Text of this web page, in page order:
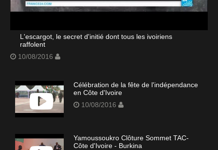
L'escargot, le secret d'initié dont tous les ivoiriens
raffolent
10/08/2016
Célébration de la fête de l'indépendance
en Côte d'Ivoire
10/08/2016
Yamoussoukro Clôture Sommet TAC-
Côte d'Ivoire - Burkina